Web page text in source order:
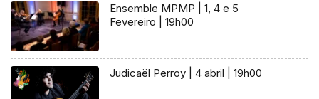
Ensemble MPMP | 1, 4 e 5
Fevereiro | 19h00
Judicaël Perroy | 4 abril | 19h00